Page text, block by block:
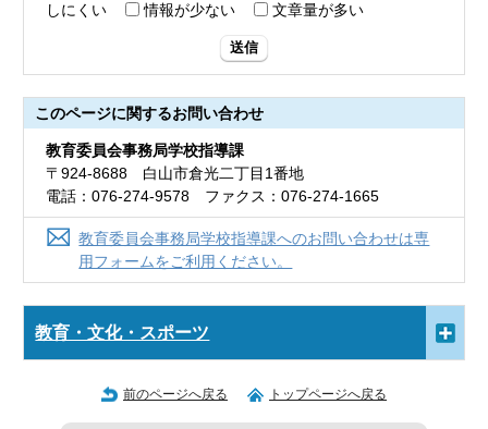
しにくい
情報が少ない 文章量が多い
送信
このページに関するお問い合わせ
教育委員会事務局学校指導課
〒924-8688 白山市倉光二丁目1番地
電話：076-274-9578 ファクス：076-274-1665
教育委員会事務局学校指導課へのお問い合わせは専
用フォームをご利用ください。
教育・文化・スポーツ
前のページへ戻る トップページへ戻る